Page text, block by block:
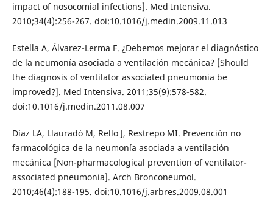
impact of nosocomial infections]. Med Intensiva.
2010;34(4):256-267. doi:10.1016/j.medin.2009.11.013
Estella A, Álvarez-Lerma F. ¿Debemos mejorar el diagnóstico
de la neumonía asociada a ventilación mecánica? [Should
the diagnosis of ventilator associated pneumonia be
improved?]. Med Intensiva. 2011;35(9):578-582.
doi:10.1016/j.medin.2011.08.007
Díaz LA, Llauradó M, Rello J, Restrepo MI. Prevención no
farmacológica de la neumonía asociada a ventilación
mecánica [Non-pharmacological prevention of ventilator-
associated pneumonia]. Arch Bronconeumol.
2010;46(4):188-195. doi:10.1016/j.arbres.2009.08.001